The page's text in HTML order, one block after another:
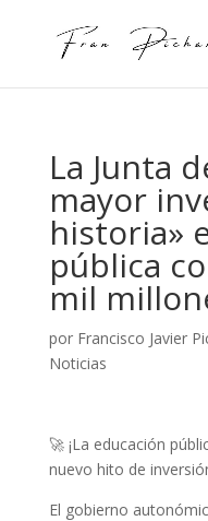
La Junta
mayor
historia»
pública
mil
por Francisco Javier
Noticias
🚀 ¡La educación
nuevo hito de
El gobierno